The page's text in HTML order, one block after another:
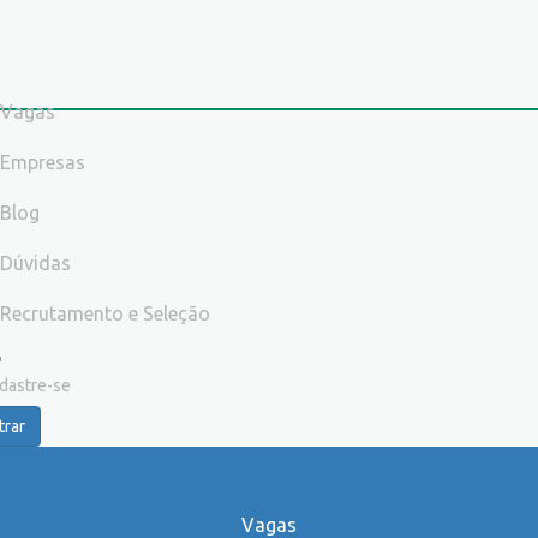
Vagas
Empresas
Blog
Dúvidas
Recrutamento e Seleção
se
Vagas